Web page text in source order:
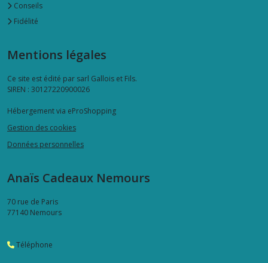
Conseils
Fidélité
Mentions légales
Ce site est édité par sarl Gallois et Fils.
SIREN : 30127220900026
Hébergement via eProShopping
Gestion des cookies
Données personnelles
Anaïs Cadeaux Nemours
70 rue de Paris
77140 Nemours
Téléphone